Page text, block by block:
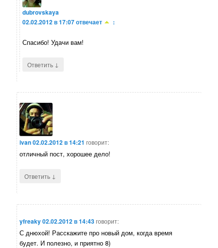
dubrovskaya
02.02.2012 в 17:07отвечает :
Спасибо! Удачи вам!
Ответить ↓
ivan02.02.2012 в 14:21 говорит:
отличный пост, хорошее дело!
Ответить ↓
yfreaky02.02.2012 в 14:43говорит:
С днюхой! Расскажите про новый дом, когда время
будет. И полезно, и приятно 8)